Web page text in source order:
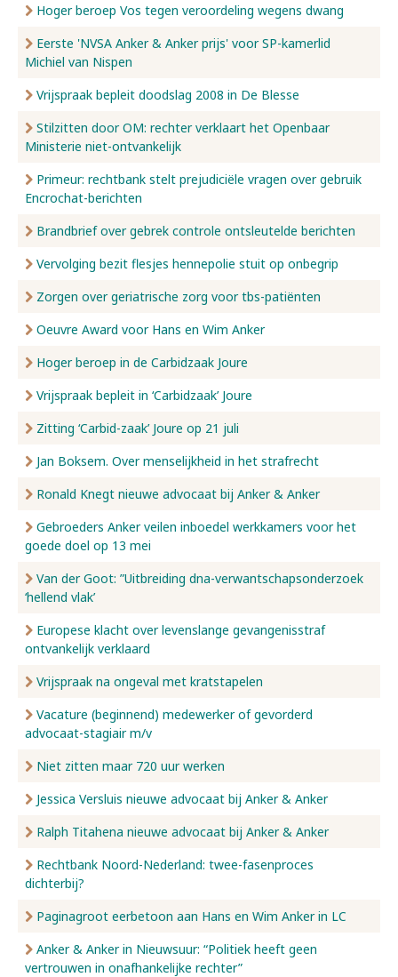
Hoger beroep Vos tegen veroordeling wegens dwang
Eerste 'NVSA Anker & Anker prijs' voor SP-kamerlid
Michiel van Nispen
Vrijspraak bepleit doodslag 2008 in De Blesse
Stilzitten door OM: rechter verklaart het Openbaar
Ministerie niet-ontvankelijk
Primeur: rechtbank stelt prejudiciële vragen over gebruik
Encrochat-berichten
Brandbrief over gebrek controle ontsleutelde berichten
Vervolging bezit flesjes hennepolie stuit op onbegrip
Zorgen over geriatrische zorg voor tbs-patiënten
Oeuvre Award voor Hans en Wim Anker
Hoger beroep in de Carbidzaak Joure
Vrijspraak bepleit in ‘Carbidzaak’ Joure
Zitting ‘Carbid-zaak’ Joure op 21 juli
Jan Boksem. Over menselijkheid in het strafrecht
Ronald Knegt nieuwe advocaat bij Anker & Anker
Gebroeders Anker veilen inboedel werkkamers voor het
goede doel op 13 mei
Van der Goot: ”Uitbreiding dna-verwantschapsonderzoek
‘hellend vlak’
Europese klacht over levenslange gevangenisstraf
ontvankelijk verklaard
Vrijspraak na ongeval met kratstapelen
Vacature (beginnend) medewerker of gevorderd
advocaat-stagiair m/v
Niet zitten maar 720 uur werken
Jessica Versluis nieuwe advocaat bij Anker & Anker
Ralph Titahena nieuwe advocaat bij Anker & Anker
Rechtbank Noord-Nederland: twee-fasenproces
dichterbij?
Paginagroot eerbetoon aan Hans en Wim Anker in LC
Anker & Anker in Nieuwsuur: “Politiek heeft geen
vertrouwen in onafhankelijke rechter”